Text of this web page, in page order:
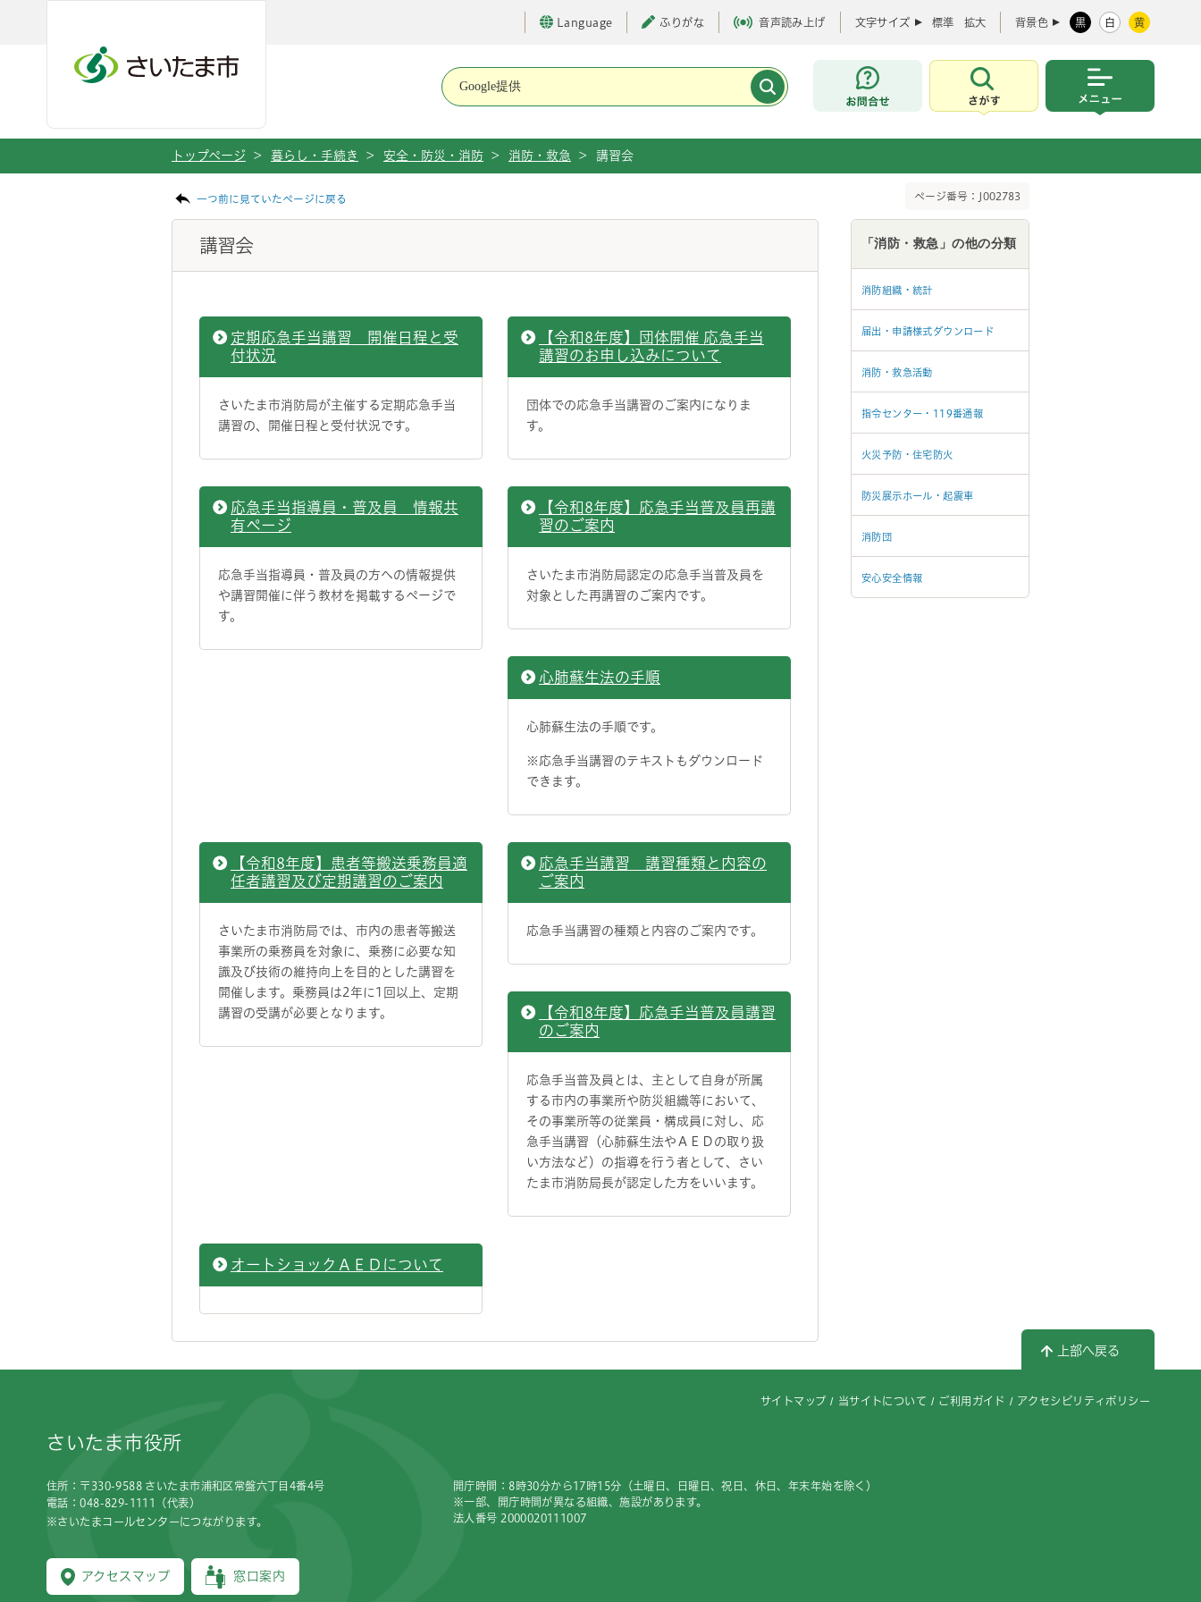
Language ふりがな 音声読み上げ 文字サイズ 標準 拡大 背景色 黒 白 黄
お問合せ
さがす
トップページ > 暮らし・手続き > 安全・防災・消防 > 消防・救急 > 講習会
一つ前に見ていたページに戻る ページ番号：J002783
講習会
定期応急手当講習 開催日程と受
付状況
さいたま市消防局が主催する定期応急手当
講習の、開催日程と受付状況です。
【令和8年度】団体開催 応急手当
講習のお申し込みについて
団体での応急手当講習のご案内になりま
す。
応急手当指導員・普及員 情報共
有ページ
応急手当指導員・普及員の方への情報提供
や講習開催に伴う教材を掲載するページで
す。
【令和8年度】応急手当普及員再講
習のご案内
さいたま市消防局認定の応急手当普及員を
対象とした再講習のご案内です。
心肺蘇生法の手順
心肺蘇生法の手順です。
※応急手当講習のテキストもダウンロード
できます。
【令和8年度】患者等搬送乗務員適
任者講習及び定期講習のご案内
さいたま市消防局では、市内の患者等搬送
事業所の乗務員を対象に、乗務に必要な知
識及び技術の維持向上を目的とした講習を
開催します。乗務員は2年に1回以上、定期
講習の受講が必要となります。
応急手当講習 講習種類と内容の
ご案内
応急手当講習の種類と内容のご案内です。
【令和8年度】応急手当普及員講習
のご案内
応急手当普及員とは、主として自身が所属
する市内の事業所や防災組織等において、
その事業所等の従業員・構成員に対し、応
急手当講習（心肺蘇生法やＡＥＤの取り扱
い方法など）の指導を行う者として、さい
たま市消防局長が認定した方をいいます。
オートショックＡＥＤについて
「消防・救急」の他の分類
消防組織・統計
届出・申請様式ダウンロード
消防・救急活動
指令センター・119番通報
火災予防・住宅防火
防災展示ホール・起震車
消防団
安心安全情報
上部へ戻る
サイトマップ 当サイトについて ご利用ガイド アクセシビリティポリシー
さいたま市役所
住所：〒330-9588 さいたま市浦和区常盤六丁目4番4号
電話：048-829-1111（代表）
※さいたまコールセンターにつながります。
アクセスマップ 窓口案内
開庁時間：8時30分から17時15分（土曜日、日曜日、祝日、休日、年末年始を除く）
※一部、開庁時間が異なる組織、施設があります。
法人番号 2000020111007